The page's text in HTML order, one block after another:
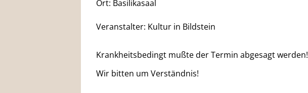
Ort: Basilikasaal
Veranstalter: Kultur in Bildstein
Krankheitsbedingt mußte der Termin abgesagt werden!
Wir bitten um Verständnis!